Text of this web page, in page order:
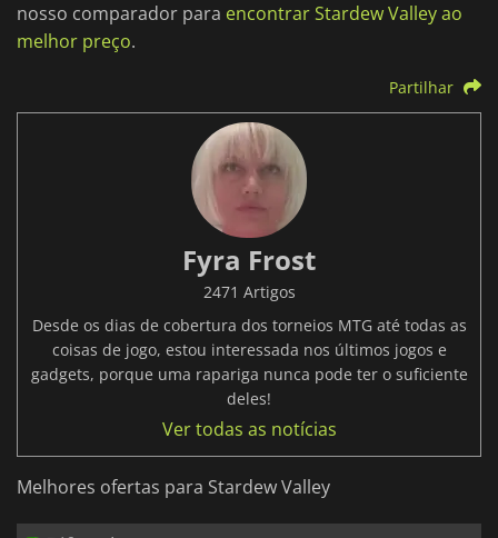
nosso comparador para encontrar Stardew Valley ao
melhor preço.
Partilhar
Fyra Frost
2471 Artigos
Desde os dias de cobertura dos torneios MTG até todas as
coisas de jogo, estou interessada nos últimos jogos e
gadgets, porque uma rapariga nunca pode ter o suficiente
deles!
Ver todas as notícias
Melhores ofertas para Stardew Valley